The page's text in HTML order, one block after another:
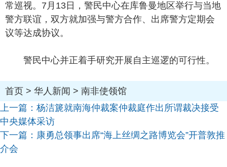
常巡视。7月13日，警民中心在库鲁曼地区举行与当地
警方联谊，双方就加强与警方合作、出席警方定期会
议等达成协议。
警民中心并正着手研究开展自主巡逻的可行性。
首页 > 华人新闻 > 南非使领馆
上一篇： 杨洁篪就南海仲裁案仲裁庭作出所谓裁决接受
中央媒体采访
下一篇： 康勇总领事出席“海上丝绸之路博览会”开普敦推
介会